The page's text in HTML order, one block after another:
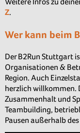
Z.
Wer kann beim
Der B2Run Stuttgart
Organisationen &
Region. Auch
herzlich willkommen.
Zusammenhalt und
Teambuilding,
Pausen außerhalb